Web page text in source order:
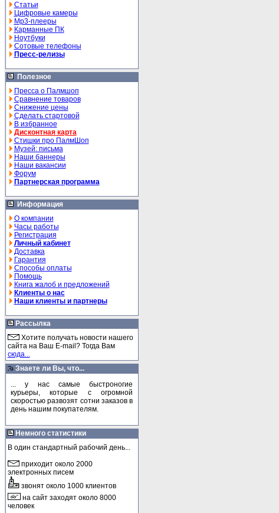
Статьи
Цифровые камеры
Mp3-плееры
Карманные ПК
Ноутбуки
Сотовые телефоны
Пресс-релизы
Полезное
Пресса о Палмшоп
Сравнение товаров
Снижение цены
Сделать стартовой
В избранное
Дисконтная карта
Стишки про ПалмШоп
Музей: письма
Наши баннеры
Наши вакансии
Форум
Партнерская программа
Информация
О компании
Часы работы
Регистрация
Личный кабинет
Доставка
Гарантия
Способы оплаты
Помощь
Книга жалоб и предложений
Клиенты о нас
Наши клиенты и партнеры
Рассылка
Хотите получать новости нашего
сайта на Ваш E-mail? Тогда Вам
сюда...
Знаете ли Вы, что...
... у нас самые быстроногие
курьеры, которые с огромной
скоростью развозят сотни заказов в
день нашим покупателям.
Немного статистики
В один стандартный рабочий день...
приходит около 2000
электронных писем
звонят около 1000 клиентов
на сайт заходят около 8000
человек